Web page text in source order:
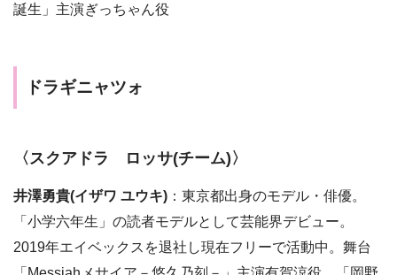
誕生」主演ぎっちゃん役
ドラギニャツォ
〈スクアドラ ロッサ(チーム)〉
井澤勇貴(イザワ ユウキ) ：東京都出身のモデル・俳優。
「小学六年生」の読者モデルとして芸能界デビュー。
2019年エイベックスを退社し現在フリーで活動中。舞台